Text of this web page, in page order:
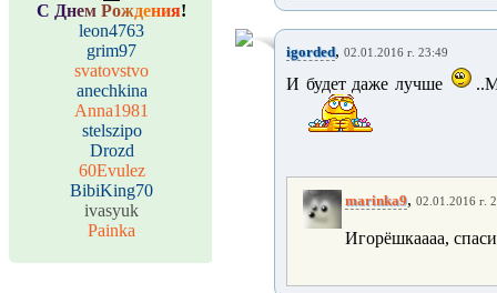
С Днем Рождения!
leon4763
grim97
svatovstvo
anechkina
Anna1981
stelszipo
Drozd
60Evulez
BibiKing70
ivasyuk
Painka
igorded, 02.01.2016 г. 23:49
И будет даже лучше
marinka9, 02.01.2016 г.
Игорёшкаааа,